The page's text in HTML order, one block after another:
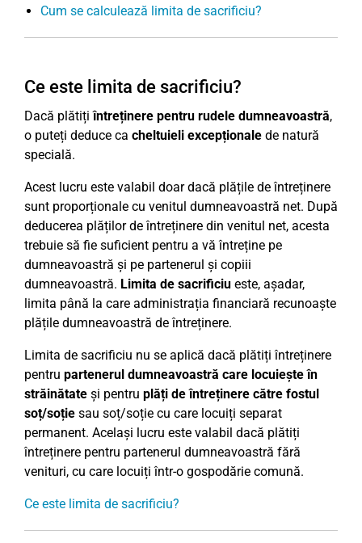
Cum se calculează limita de sacrificiu?
Ce este limita de sacrificiu?
Dacă plătițiîntreținere pentru rudele dumneavoastră,
o puteți deduce ca cheltuieli excepționale de natură
specială.
Acest lucru este valabil doar dacă plățile de întreținere
sunt proporționale cu venitul dumneavoastră net. După
deducerea plăților de întreținere din venitul net, acesta
trebuie să fie suficient pentru a vă întreține pe
dumneavoastră și pe partenerul și copiii
dumneavoastră. Limita de sacrificiu este, așadar,
limita până la care administrația financiară recunoaște
plățile dumneavoastră de întreținere.
Limita de sacrificiu nu se aplică dacă plătiți întreținere
pentru partenerul dumneavoastră care locuiește în
străinătate și pentru plăți de întreținere către fostul
soț/soție sau soț/soție cu care locuiți separat
permanent. Același lucru este valabil dacă plătiți
întreținere pentru partenerul dumneavoastră fără
venituri, cu care locuiți într-o gospodărie comună.
Ce este limita de sacrificiu?